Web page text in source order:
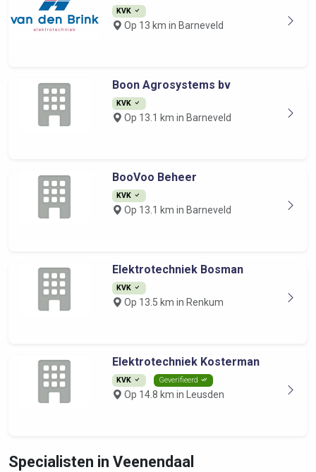
KVK
Op 13 km in Barneveld
Boon Agrosystems bv
KVK
Op 13.1 km in Barneveld
BooVoo Beheer
KVK
Op 13.1 km in Barneveld
Elektrotechniek Bosman
KVK
Op 13.5 km in Renkum
Elektrotechniek Kosterman
KVK Geverifieerd
Op 14.8 km in Leusden
Specialisten in Veenendaal